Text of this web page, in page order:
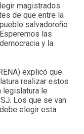
magistrados
de que entre la
salvadoreño
las
y la
explicó que
realizar estos
legislatura le
Los que se van
elegir esta